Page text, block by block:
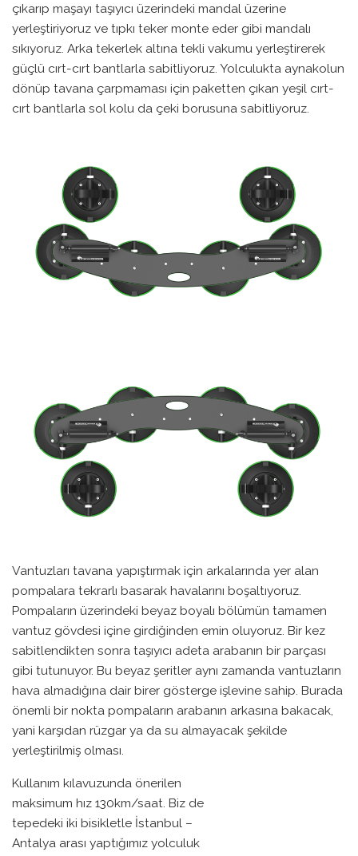
çıkarıp maşayı taşıyıcı üzerindeki mandal üzerine
yerleştiriyoruz ve tıpkı teker monte eder gibi mandalı
sıkıyoruz. Arka tekerlek altına tekli vakumu yerleştirerek
güçlü cırt-cırt bantlarla sabitliyoruz. Yolculukta aynakolun
dönüp tavana çarpmaması için paketten çıkan yeşil cırt-
cırt bantlarla sol kolu da çeki borusuna sabitliyoruz.
Vantuzları tavana yapıştırmak için arkalarında yer alan
pompalara tekrarlı basarak havalarını boşaltıyoruz.
Pompaların üzerindeki beyaz boyalı bölümün tamamen
vantuz gövdesi içine girdiğinden emin oluyoruz. Bir kez
sabitlendikten sonra taşıyıcı adeta arabanın bir parçası
gibi tutunuyor. Bu beyaz şeritler aynı zamanda vantuzların
hava almadığına dair birer gösterge işlevine sahip. Burada
önemli bir nokta pompaların arabanın arkasına bakacak,
yani karşıdan rüzgar ya da su almayacak şekilde
yerleştirilmiş olması.
Kullanım kılavuzunda önerilen
maksimum hız 130km/saat. Biz de
tepedeki iki bisikletle İstanbul –
Antalya arası yaptığımız yolculuk